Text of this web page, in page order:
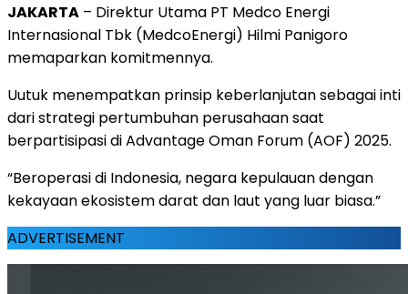
JAKARTA – Direktur Utama PT Medco Energi
Internasional Tbk (MedcoEnergi) Hilmi Panigoro
memaparkan komitmennya.
Uutuk menempatkan prinsip keberlanjutan sebagai inti
dari strategi pertumbuhan perusahaan saat
berpartisipasi di Advantage Oman Forum (AOF) 2025.
“Beroperasi di Indonesia, negara kepulauan dengan
kekayaan ekosistem darat dan laut yang luar biasa.”
ADVERTISEMENT